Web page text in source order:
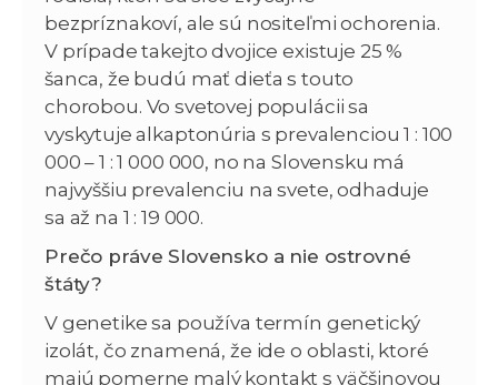
bezpríznakoví, ale sú nositeľmi ochorenia.
V prípade takejto dvojice existuje 25 %
šanca, že budú mať dieťa s touto
chorobou. Vo svetovej populácii sa
vyskytuje alkaptonúria s prevalenciou 1 : 100
000 – 1 : 1 000 000, no na Slovensku má
najvyššiu prevalenciu na svete, odhaduje
sa až na 1 : 19 000.
Prečo práve Slovensko a nie ostrovné
štáty?
V genetike sa používa termín genetický
izolát, čo znamená, že ide o oblasti, ktoré
majú pomerne malý kontakt s väčšinovou